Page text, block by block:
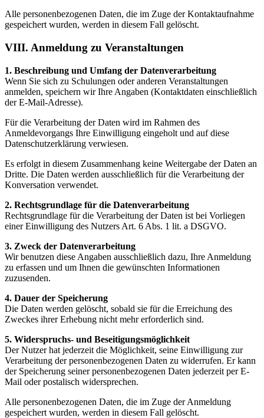
Alle personenbezogenen Daten, die im Zuge der Kontaktaufnahme
gespeichert wurden, werden in diesem Fall gelöscht.
VIII. Anmeldung zu Veranstaltungen
1. Beschreibung und Umfang der Datenverarbeitung
Wenn Sie sich zu Schulungen oder anderen Veranstaltungen
anmelden, speichern wir Ihre Angaben (Kontaktdaten einschließlich
der E-Mail-Adresse).
Für die Verarbeitung der Daten wird im Rahmen des
Anmeldevorgangs Ihre Einwilligung eingeholt und auf diese
Datenschutzerklärung verwiesen.
Es erfolgt in diesem Zusammenhang keine Weitergabe der Daten an
Dritte. Die Daten werden ausschließlich für die Verarbeitung der
Konversation verwendet.
2. Rechtsgrundlage für die Datenverarbeitung
Rechtsgrundlage für die Verarbeitung der Daten ist bei Vorliegen
einer Einwilligung des Nutzers Art. 6 Abs. 1 lit. a DSGVO.
3. Zweck der Datenverarbeitung
Wir benutzen diese Angaben ausschließlich dazu, Ihre Anmeldung
zu erfassen und um Ihnen die gewünschten Informationen
zuzusenden.
4. Dauer der Speicherung
Die Daten werden gelöscht, sobald sie für die Erreichung des
Zweckes ihrer Erhebung nicht mehr erforderlich sind.
5. Widerspruchs- und Beseitigungsmöglichkeit
Der Nutzer hat jederzeit die Möglichkeit, seine Einwilligung zur
Verarbeitung der personenbezogenen Daten zu widerrufen. Er kann
der Speicherung seiner personenbezogenen Daten jederzeit per E-
Mail oder postalisch widersprechen.
Alle personenbezogenen Daten, die im Zuge der Anmeldung
gespeichert wurden, werden in diesem Fall gelöscht.